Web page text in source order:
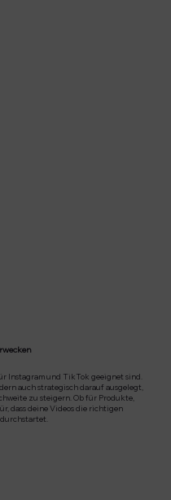
Instagram und TikTok geeignet sind.
auch strategisch darauf ausgelegt,
zu steigern. Ob für Produkte,
dass deine Videos die richtigen